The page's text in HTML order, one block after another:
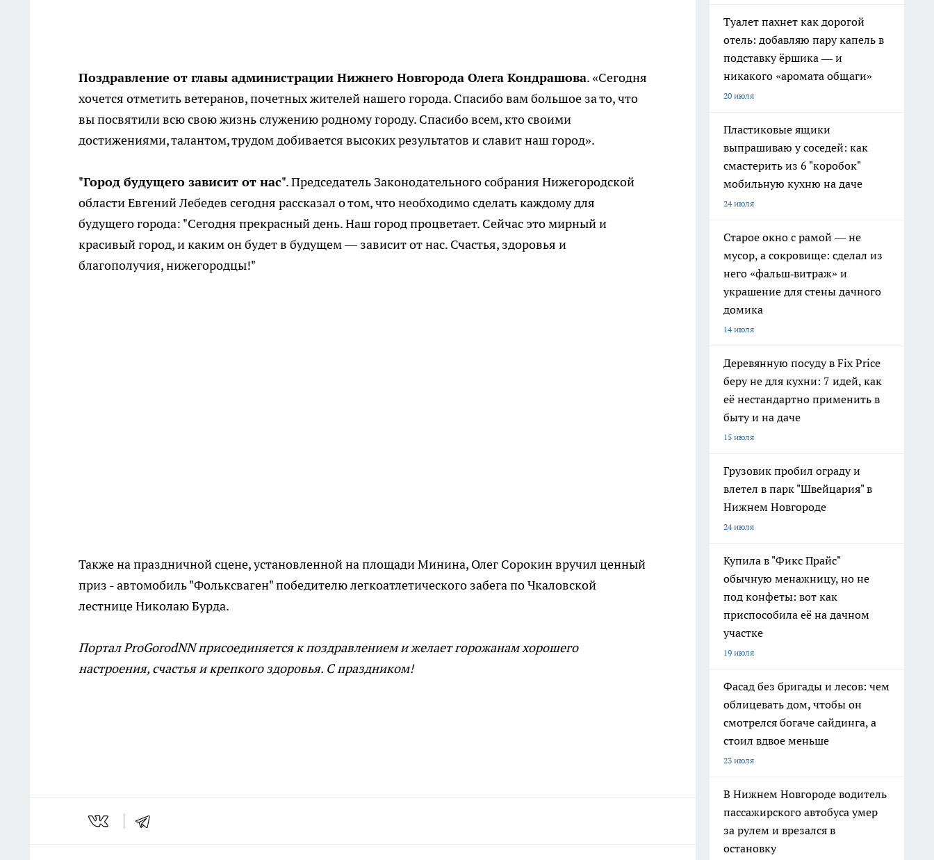
Поздравление от главы администрации Нижнего Новгорода Олега Кондрашова. «Сегодня
хочется отметить ветеранов, почетных жителей нашего города. Спасибо вам большое за то, что
вы посвятили всю свою жизнь служению родному городу. Спасибо всем, кто своими
достижениями, талантом, трудом добивается высоких результатов и славит наш город».
"Город будущего зависит от нас". Председатель Законодательного собрания Нижегородской
области Евгений Лебедев сегодня рассказал о том, что необходимо сделать каждому для
будущего города: "Сегодня прекрасный день. Наш город процветает. Сейчас это мирный и
красивый город, и каким он будет в будущем — зависит от нас. Счастья, здоровья и
благополучия, нижегородцы!"
Также на праздничной сцене, установленной на площади Минина, Олег Сорокин вручил ценный
приз - автомобиль "Фольксваген" победителю легкоатлетического забега по Чкаловской
лестнице Николаю Бурда.
Портал ProGorodNN присоединяется к поздравлением и желает горожанам хорошего
настроения, счастья и крепкого здоровья. С праздником!
Туалет пахнет как дорогой
отель: добавляю пару капель в
подставку ёршика — и
никакого «аромата общаги»
20 июля
Пластиковые ящики
выпрашиваю у соседей: как
смастерить из 6 "коробок"
мобильную кухню на даче
24 июля
Старое окно с рамой — не
мусор, а сокровище: сделал из
него «фальш‑витраж» и
украшение для стены дачного
домика
14 июля
Деревянную посуду в Fix Price
беру не для кухни: 7 идей, как
её нестандартно применить в
быту и на даче
15 июля
Грузовик пробил ограду и
влетел в парк "Швейцария" в
Нижнем Новгороде
24 июля
Купила в "Фикс Прайс"
обычную менажницу, но не
под конфеты: вот как
приспособила её на дачном
участке
19 июля
Фасад без бригады и лесов: чем
облицевать дом, чтобы он
смотрелся богаче сайдинга, а
стоил вдвое меньше
23 июля
В Нижнем Новгороде водитель
пассажирского автобуса умер
за рулем и врезался в
остановку